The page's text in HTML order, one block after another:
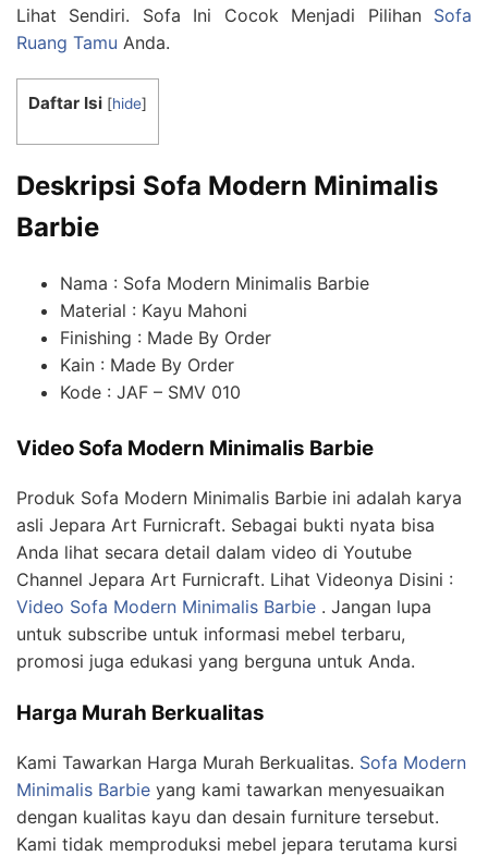
Lihat Sendiri. Sofa Ini Cocok Menjadi Pilihan Sofa
Ruang Tamu Anda.
Daftar Isi [hide]
Deskripsi Sofa Modern Minimalis
Barbie
Nama : Sofa Modern Minimalis Barbie
Material : Kayu Mahoni
Finishing : Made By Order
Kain : Made By Order
Kode : JAF – SMV 010
Video Sofa Modern Minimalis Barbie
Produk Sofa Modern Minimalis Barbie ini adalah karya
asli Jepara Art Furnicraft. Sebagai bukti nyata bisa
Anda lihat secara detail dalam video di Youtube
Channel Jepara Art Furnicraft. Lihat Videonya Disini :
Video Sofa Modern Minimalis Barbie . Jangan lupa
untuk subscribe untuk informasi mebel terbaru,
promosi juga edukasi yang berguna untuk Anda.
Harga Murah Berkualitas
Kami Tawarkan Harga Murah Berkualitas. Sofa Modern
Minimalis Barbie yang kami tawarkan menyesuaikan
dengan kualitas kayu dan desain furniture tersebut.
Kami tidak memproduksi mebel jepara terutama kursi